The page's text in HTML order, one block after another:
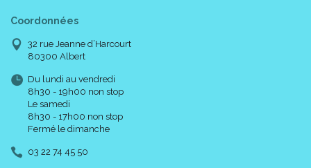
Coordonnées
32 rue Jeanne d’Harcourt
80300 Albert
Du lundi au vendredi
8h30 - 19h00 non stop
Le samedi
8h30 - 17h00 non stop
Fermé le dimanche
03 22 74 45 50